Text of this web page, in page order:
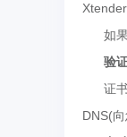
如果
验
证书
DNS(